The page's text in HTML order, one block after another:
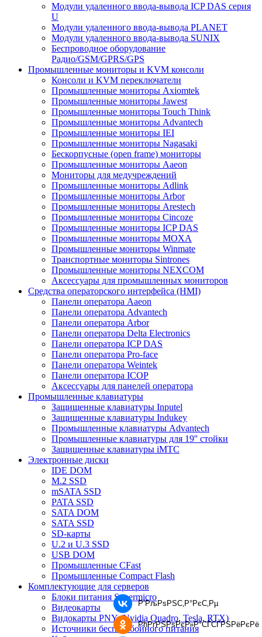
Модули удаленного ввода-вывода ICP DAS серия
U
Модули удаленного ввода-вывода PLANET
Модули удаленного ввода-вывода SUNIX
Беспроводное оборудование
Радио/GSM/GPRS/GPS
Промышленные мониторы и KVM консоли
Консоли и KVM переключатели
Промышленные мониторы Axiomtek
Промышленные мониторы Jawest
Промышленные мониторы Touch Think
Промышленные мониторы Advantech
Промышленные мониторы IEI
Промышленные мониторы Nagasaki
Бескорпусные (open frame) мониторы
Промышленные мониторы Aaeon
Мониторы для медучреждений
Промышленные мониторы Adlink
Промышленные мониторы Arbor
Промышленные мониторы Arestech
Промышленные мониторы Cincoze
Промышленные мониторы ICP DAS
Промышленные мониторы MOXA
Промышленные мониторы Winmate
Транспортные мониторы Sintrones
Промышленные мониторы NEXCOM
Аксессуары для промышленных мониторов
Средства операторского интерфейса (HMI)
Панели оператора Aaeon
Панели оператора Advantech
Панели оператора Arbor
Панели оператора Delta Electronics
Панели оператора ICP DAS
Панели оператора Pro-face
Панели оператора Weintek
Панели оператора ICOP
Аксессуары для панелей оператора
Промышленные клавиатуры
Защищенные клавиатуры Inputel
Защищенные клавиатуры Indukey
Промышленные клавиатуры Advantech
Промышленные клавиатуры для 19'' стойки
Защищенные клавиатуры iMTC
Электронные диски
IDE DOM
M.2 SSD
mSATA SSD
PATA SSD
SATA DOM
SATA SSD
SD-карты
U.2 и U.3 SSD
USB DOM
Промышленные CFast
Промышленные Compact Flash
Комплектующие для серверов
Блоки питания Supermicro
Видеокарты
Видокарты PNY (Nvidia Quadro, Tesla, RTX)
Источники бесперебойного питания
Р’РљРѕРЅС‚Р°РєС‚Рµ
РћРґРЅРѕРєР»Р°СЃСЃРЅРёРєРё